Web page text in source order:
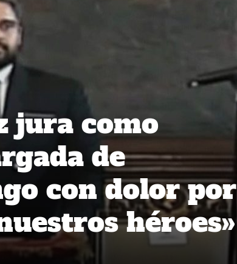
jura como
de
con dolor por
héroes»